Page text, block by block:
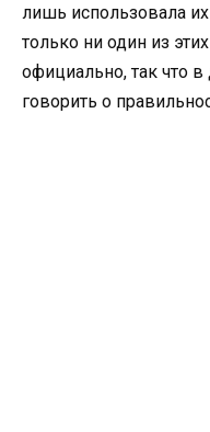
лишь использовала
только ни один из
официально, так что
говорить о